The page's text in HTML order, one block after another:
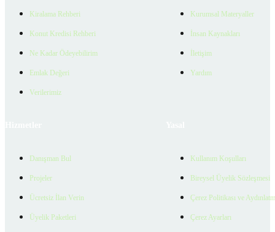
Kiralama Rehberi
Konut Kredisi Rehberi
Ne Kadar Ödeyebilirim
Emlak Değeri
Verilerimiz
Kurumsal Materyaller
İnsan Kaynakları
İletişim
Yardım
Danışman Bul
Projeler
Ücretsiz İlan Verin
Üyelik Paketleri
Kullanım Koşulları
Bireysel Üyelik Sözleşmesi
Çerez Politikası ve
Çerez Ayarları